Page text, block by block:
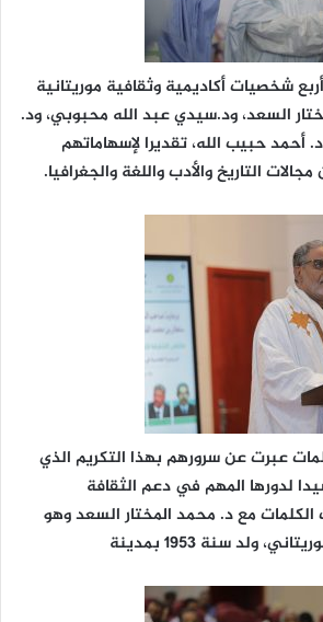
شخصيات أكاديمية وثقافية موريتانية
السعد، ود.سيدي عبد الله محبوبي، ود.
أحمد حبيب الله، تقديرا لإسهاماتهم
التاريخ والأدب واللغة والجغرافيا.
عبرت عن سرورهم بهذا التكريم الذي
لدورها المهم في دعم الثقافة
مع د. محمد المختار السعد وهو
ولد سنة 1953 بمدينة